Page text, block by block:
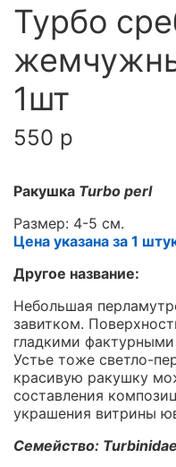
Турбо
1шт
550 р
Ракушка Turbo perl
Размер: 4-5 см.
Цена указана за 1
Другое название:
Небольшая
завитком.
гладкими
Устье тоже светло-
красивую ракушку
составления
украшения витрины
Семейство: Turbinidae